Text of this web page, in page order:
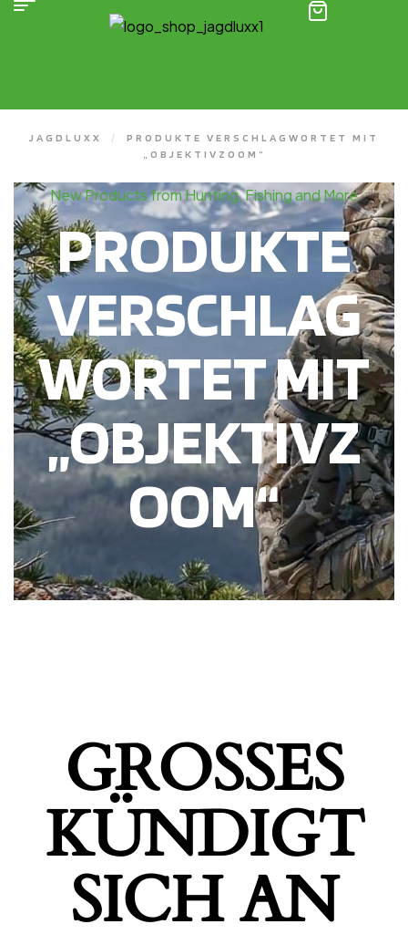
JAGDLUXX /
PRODUKTE VERSCHLAGWORTET MIT
„OBJEKTIVZOOM“
New Products from Hunting, Fishing and More
PRODUKTE
VERSCHLAG
WORTET MIT
„OBJEKTIVZ
OOM“
GROSSES K
ÜNDIGT S
ICH AN